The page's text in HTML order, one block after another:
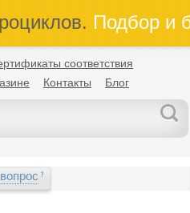
Подбор и
соответствия
Контакты Блог